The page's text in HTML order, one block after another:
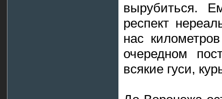
вырубиться.
респект
нас
очередном
всякие гуси,